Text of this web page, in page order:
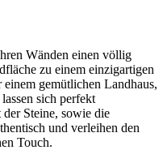
Wänden einen völlig
zu einem einzigartigen
gemütlichen Landhaus,
sich perfekt
Steine, sowie die
und verleihen den
Touch.